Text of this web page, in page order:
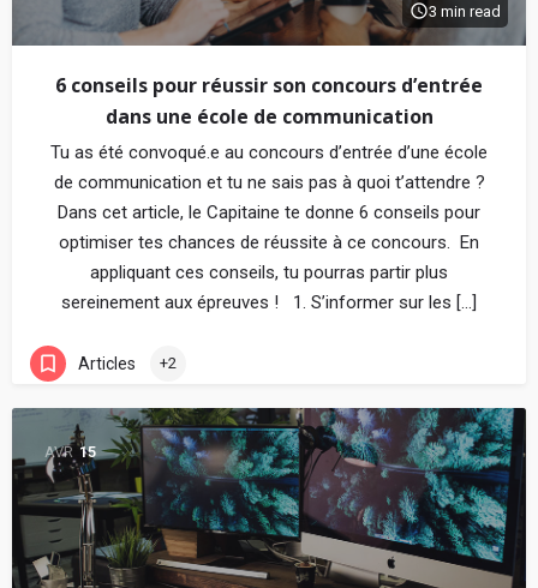
3 min read
6 conseils pour réussir son concours d’entrée
dans une école de communication
Tu as été convoqué.e au concours d’entrée d’une école
de communication et tu ne sais pas à quoi t’attendre ?
Dans cet article, le Capitaine te donne 6 conseils pour
optimiser tes chances de réussite à ce concours. En
appliquant ces conseils, tu pourras partir plus
sereinement aux épreuves ! 1. S’informer sur les […]
Articles +2
AVR 15